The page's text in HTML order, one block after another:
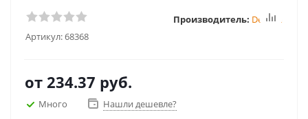
Артикул:68368
Производитель: Deform
от 234.37 руб.
Много
Нашли дешевле?